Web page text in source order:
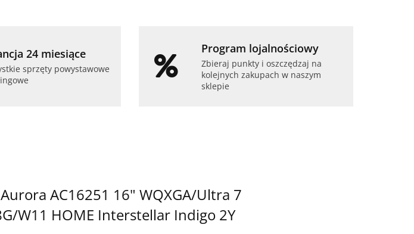
24 miesiące
sprzęty powystawowe
Program lojalnościowy
Zbieraj punkty i oszczędzaj na
kolejnych zakupach w naszym
sklepie
AC16251 16" WQXGA/Ultra 7
W11 HOME Interstellar Indigo 2Y